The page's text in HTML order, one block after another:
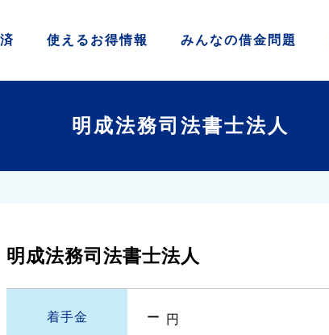
使える お得情報 みんなの借金問題
明成法務司法書士法人
明成法務司法書士法人
着手金 － 円